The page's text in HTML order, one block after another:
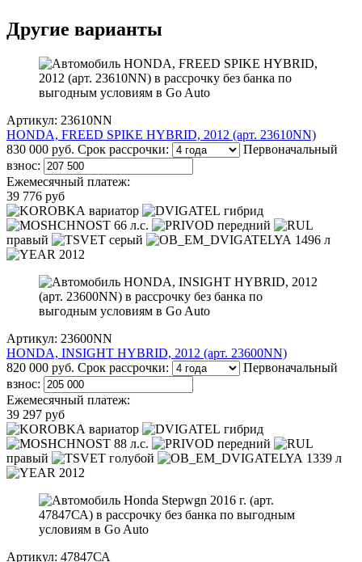
Другие варианты
Артикул: 23610NN
HONDA, FREED SPIKE HYBRID, 2012 (арт. 23610NN)
830 000 руб. Срок рассрочки:
Первоначальный
взнос:
Ежемесячный платеж:
39 776 руб
вариатор
гибрид
66 л.с.
передний
правый
серый
1496 л
2012
Артикул: 23600NN
HONDA, INSIGHT HYBRID, 2012 (арт. 23600NN)
820 000 руб. Срок рассрочки:
Первоначальный
взнос:
Ежемесячный платеж:
39 297 руб
вариатор
гибрид
88 л.с.
передний
правый
голубой
1339 л
2012
Артикул: 47847СА